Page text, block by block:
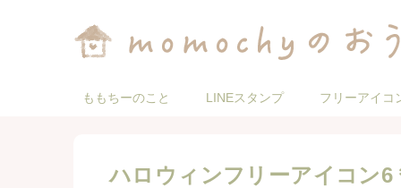
ももちーのこと LINEスタンプ フリーアイコ
ハロウィンフリーアイコン